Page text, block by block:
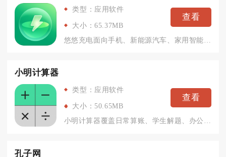
类型：应用软件
大小：65.37MB
查看
小明计算器
类型：应用软件
大小：50.65MB
查看
小明计算器覆盖日常算账、学生解题、办公财务等多种计算场景，整...
孔子网